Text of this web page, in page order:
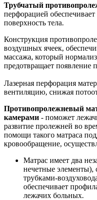
Трубчатый
перфорацией
поверхность тела.
Конструкция
воздушных ячеек,
массажа, который
предотвращает появление
Лазерная перфорация
вентиляцию, снижая
Противопролежневый
камерами - поможет
развитие пролежней во
помощи такого матраса
кровообращение,
Матрас имеет два
нечетные элементы),
трубками-
обеспечивает
лежачих больных.